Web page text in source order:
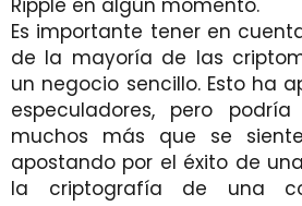
Es importante tener en
de la mayoría de las
un negocio sencillo. Esto ha
especuladores, pero
muchos más que se
apostando por el éxito de
la criptografía de una